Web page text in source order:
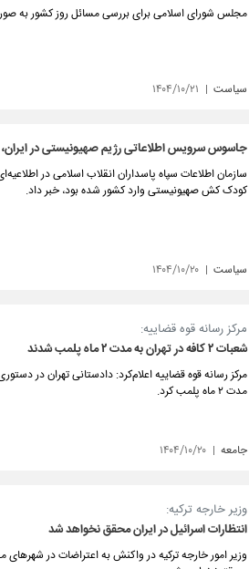
مجلس شورای اسلامی برای بررسی مسائل روز کشور به
سیاست ۱۴۰۴/۱۰/۲۱
جاسوس سرویس اطلاعاتی رژیم صهیونیستی در
سازمان اطلاعات سپاه پاسداران انقلاب اسلامی در
کودک کش صهیونیستی وارد کشور شده بود، خبر داد.
سیاست ۱۴۰۴/۱۰/۲۰
مرکز رسانه قوه قضاییه:
شعبات ۲ کافه در تهران به مدت ۲ ماه پلمب شدند
مدت ۲ ماه پلمب کرد.
جامعه ۱۴۰۴/۱۰/۲۰
وزیر خارجه ترکیه:
انتظارات اسرائیل در ایران محقق نخواهد شد
وزیر امور خارجه ترکیه در واکنش به اعتراضات در شهرهای